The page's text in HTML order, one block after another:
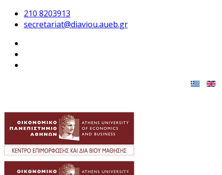
210 8203913
secretariat@diaviou.aueb.gr